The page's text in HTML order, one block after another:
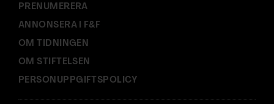
PRENUMERERA
ANNONSERA I F&F
OM TIDNINGEN
OM STIFTELSEN
PERSONUPPGIFTSPOLICY